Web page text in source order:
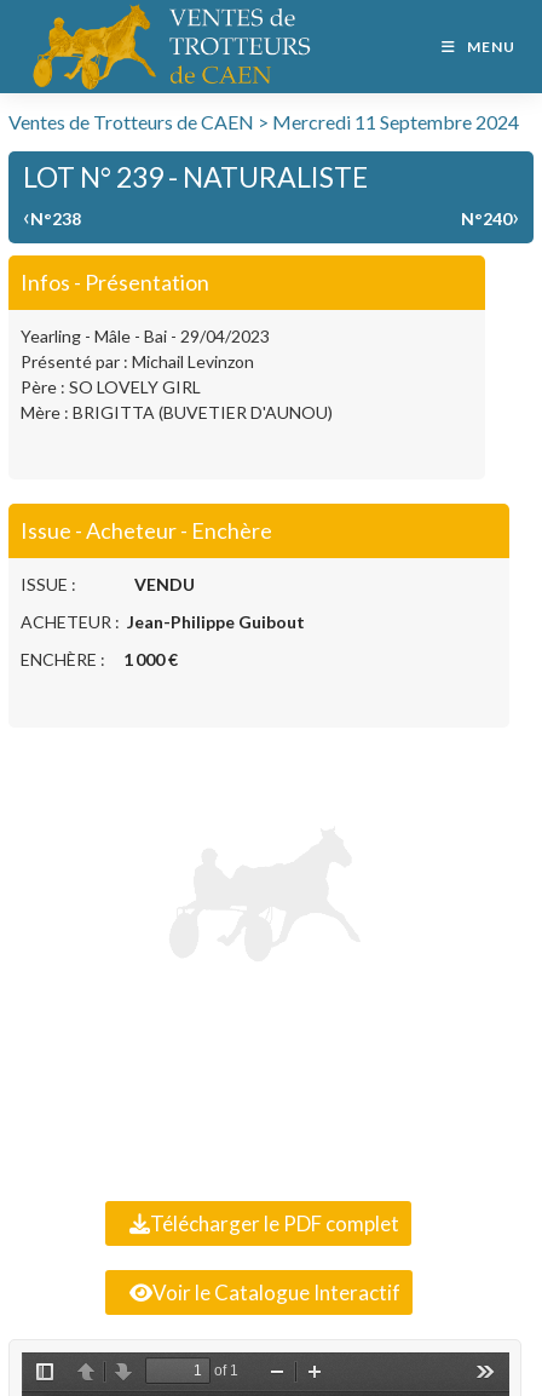
MENU
Ventes de Trotteurs de CAEN > Mercredi 11 Septembre 2024
LOT N° 239 - NATURALISTE
‹N°238 N°240›
Infos - Présentation
Yearling - Mâle - Bai - 29/04/2023
Présenté par : Michail Levinzon
Père : SO LOVELY GIRL
Mère : BRIGITTA (BUVETIER D'AUNOU)
Issue - Acheteur - Enchère
ISSUE : VENDU
ACHETEUR : Jean-Philippe Guibout
ENCHÈRE : 1 000 €
Télécharger le PDF complet
Voir le Catalogue Interactif